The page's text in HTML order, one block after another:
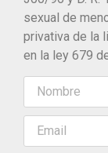
sexual de
privativa de la
en la ley 679